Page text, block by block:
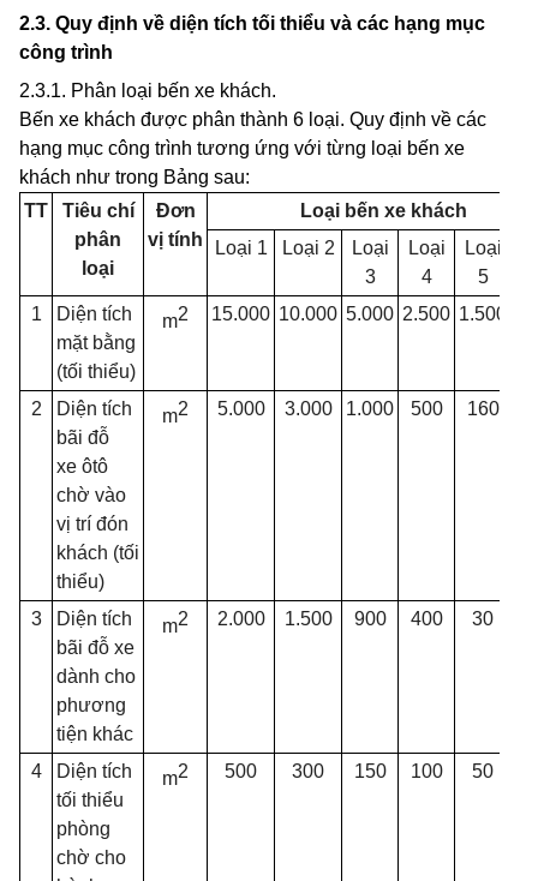
2.3. Quy định về diện tích tối thiểu và các hạng mục
công trình
2.3.1. Phân loại bến xe khách.
Bến xe khách được phân thành 6 loại. Quy định về các
hạng mục công trình tương ứng với từng loại bến xe
khách như trong Bảng sau:
TT
Tiêu chí
phân
loại
Đơn
vị tính
Loại bến xe khách
Loại 1
Loại 2
Loại
3
Loại
4
Loại
5
1
Diện tích
mặt bằng
(tối thiểu)
m2 15.000 10.000 5.000 2.500 1.500
2 Diện tích
bãi đỗ
xe ôtô
chờ vào
vị trí đón
khách (tối
thiểu)
m2 5.000 3.000 1.000 500 160
3
Diện tích
bãi đỗ xe
dành cho
phương
tiện khác
m2 2.000 1.500 900 400 30
4
Diện tích
tối thiểu
phòng
chờ cho
m2 500 300 150 100 50